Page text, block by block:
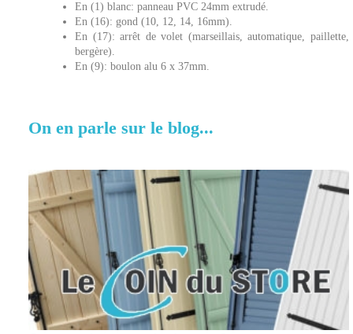
En (1) blanc: panneau PVC 24mm extrudé.
En (16): gond (10, 12, 14, 16mm).
En (17): arrêt de volet (marseillais, automatique, paillette,
bergère).
En (9): boulon alu 6 x 37mm.
On en parle sur le blog...